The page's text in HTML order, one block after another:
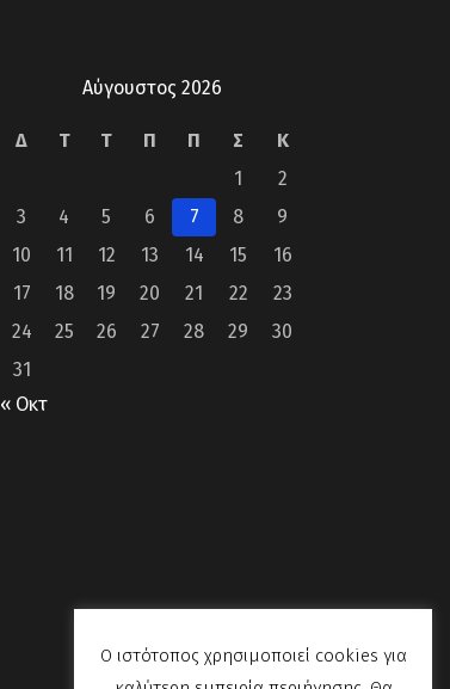
Αύγουστος 2026
Δ Τ Τ Π Π Σ
Κ
1
2
3
4 5 6 7 8
9
10
11 12 13 14 15
16
17
18 19 20 21 22
23
24
25 26 27 28 29
30
31
« Οκτ
Ο ιστότοπος χρησιμοποιεί cookies για